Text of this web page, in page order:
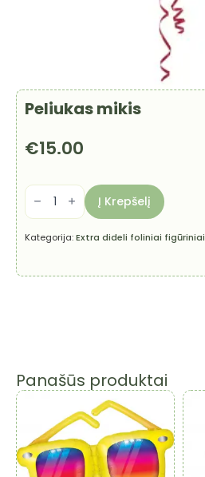
Peliukas mikis
€15.00
produkto
kiekis:
Peliukas
mikis
Į Krepšelį
Kategorija:Extra dideli foliniai figūriniai
Panašūs produktai